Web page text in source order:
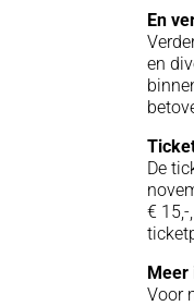
En
en
De
€
Meer
Voor